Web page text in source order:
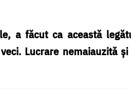
a făcut ca această
Lucrare nemaiauzită